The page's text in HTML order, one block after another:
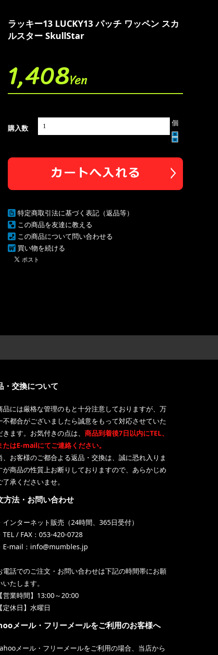
ラッキー13 LUCKY13 パッチ ワッペン スカ
ルスター SkullStar
1,408Yen
購入数
個
特定商取引法に基づく表記（返品等）
この商品を友達に教える
この商品について問い合わせる
買い物を続ける
・交換について
品には厳格な管理のもと十分注意しておりますが、万
不都合がございましたら誠意をもって対応させていた
きます。お気付きの点は、 商品到着後7日以内にTEL、
たはE-mailにてご連絡ください。
、お客様のご都合よる返品・交換は、誠に恐れ入りま
が商品の性質上お断りしておりますので、あらかじめ
了承くださいませ。
方法・お問い合わせ
インターネット販売（24時間、365日受付）
TEL / FAX：053-420-0728
E-mail：info@mumbles.jp
電話でのご注文・お問い合わせは下記の時間帯にお願
いたします。
営業時間】13:00～20:00
定休日】水曜日
メール・フリーメールをご利用のお客様へ
メール・フリーメールをご利用の場合、当店から